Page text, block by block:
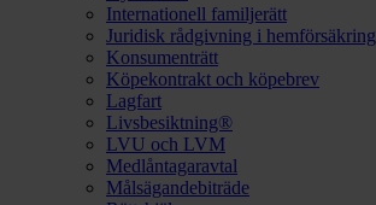
Internationell familjerätt
Juridisk rådgivning i hemförsäkring
Konsumenträtt
Köpekontrakt och köpebrev
Lagfart
Livsbesiktning®
LVU och LVM
Medlåntagaravtal
Målsägandebiträde